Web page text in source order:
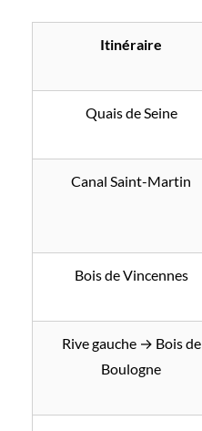
Itinéraire
Quais de Seine
Canal Saint-Martin
Bois de Vincennes
Rive gauche → Bois de
Boulogne